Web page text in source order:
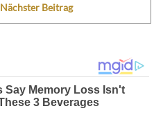
Nächster Beitrag